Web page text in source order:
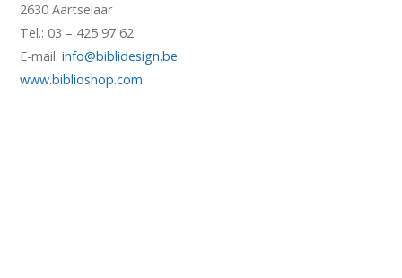
2630 Aartselaar
Tel.: 03 – 425 97 62
E-mail:info@biblidesign.be
www.biblioshop.com